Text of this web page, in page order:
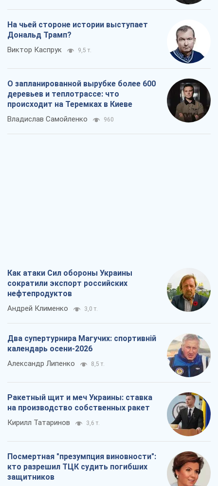
На чьей стороне истории выступает
Дональд Трамп?
Виктор Каспрук 9,5 т.
О запланированной вырубке более 600
деревьев и теплотрассе: что
происходит на Теремках в Киеве
Владислав Самойленко 960
Как атаки Сил обороны Украины
сократили экспорт российских
нефтепродуктов
Андрей Клименко 3,0 т.
Два супертурнира Магучих: спортивній
календарь осени-2026
Александр Липенко 8,5 т.
Ракетный щит и меч Украины: ставка
на производство собственных ракет
Кирилл Татаринов 3,6 т.
Посмертная "презумпция виновности":
кто разрешил ТЦК судить погибших
защитников